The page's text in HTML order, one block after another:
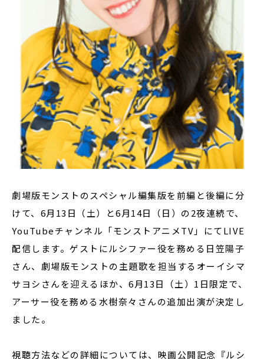
劇場版モンストのスペシャル編集版を前編と後編に分
けて、6月13日（土）と6月14日（日）の2夜連続で、
YouTubeチャンネル「モンストアニメTV」にてLIVE
配信します。ゲストにルシファー役を務める日笠陽子
さん、劇場版モンストの主題歌を担当するオーイシマ
サヨシさんを迎えるほか、6月13日（土）1日限定で、
アーサー役を務める水樹奈々さんの追加出演が決定し
ました。
視聴方法などの詳細については、映画公開記念『ルシ